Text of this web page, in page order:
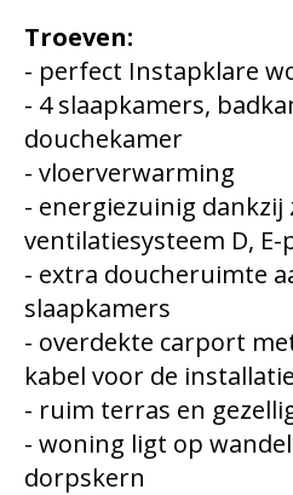
Troeven:
- perfect Instapklare
- 4 slaapkamers,
douchekamer
- vloerverwarming
- energiezuinig dankzij
ventilatiesysteem D, E-
- extra doucheruimte
slaapkamers
- overdekte carport
kabel voor de
- ruim terras en
- woning ligt op
dorpskern